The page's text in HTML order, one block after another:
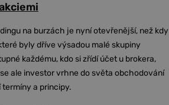
na burzách je nyní otevřenější, než kdy
byly dříve výsadou malé skupiny
každému, kdo si zřídí účet u brokera,
ale investor vrhne do světa obchodování
termíny a principy.